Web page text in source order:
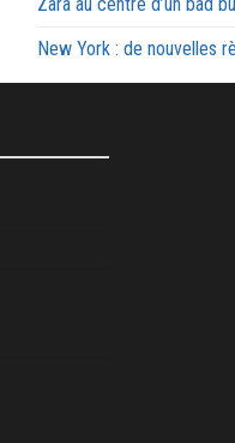
New York : de nouvelles